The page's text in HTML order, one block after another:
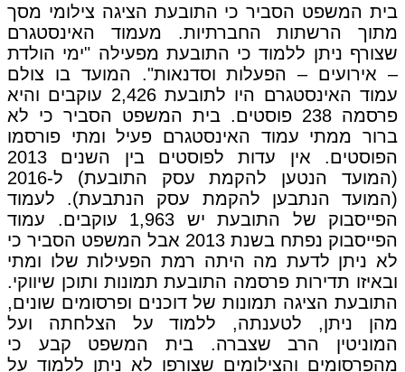
בית המשפט הסביר כי התובעת הציגה צילומי מסך
מתוך הרשתות החברתיות. מעמוד האינסטגרם
שצורף ניתן ללמוד כי התובעת מפעילה "ימי הולדת
– אירועים – הפעלות וסדנאות". המועד בו צולם
עמוד האינסטגרם היו לתובעת 2,426 עוקבים והיא
פרסמה 238 פוסטים. בית המשפט הסביר כי לא
ברור ממתי עמוד האינסטגרם פעיל ומתי פורסמו
הפוסטים. אין עדות לפוסטים בין השנים 2013
(המועד הנטען להקמת עסק התובעת) ל-2016
(המועד הנתבען להקמת עסק הנתבעת). לעמוד
הפייסבוק של התובעת יש 1,963 עוקבים. עמוד
הפייסבוק נפתח בשנת 2013 אבל המשפט הסביר כי
לא ניתן לדעת מה היתה רמת הפעילות שלו ומתי
ובאיזו תדירות פרסמה התובעת תמונות ותוכן שיווקי.
התובעת הציגה תמונות של דוכנים ופרסומים שונים,
מהן ניתן, לטענתה, ללמוד על הצלחתה ועל
המוניטין הרב שצברה. בית המשפט קבע כי
מהפרסומים והצילומים שצורפו לא ניתן ללמוד על